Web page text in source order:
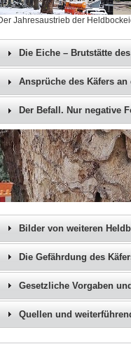
Der Jahresaustrieb der
Die Eiche – Brutstätte
Ansprüche des Käfers an
Der Befall. Nur negative
Bilder von weiteren
Die Gefährdung des
Gesetzliche Vorgaben
Quellen und